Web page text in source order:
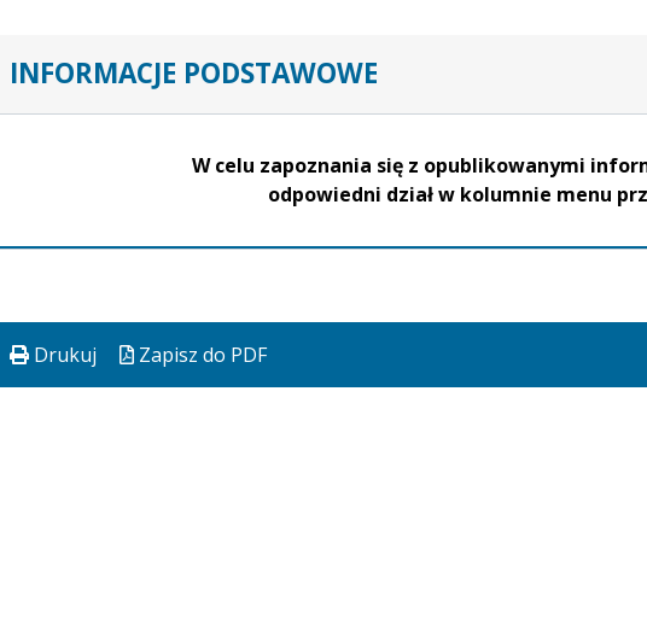
INFORMACJE PODSTAWOWE
W celu zapoznania się z opublikowanymi
odpowiedni dział w kolumnie menu
Drukuj Zapisz do PDF